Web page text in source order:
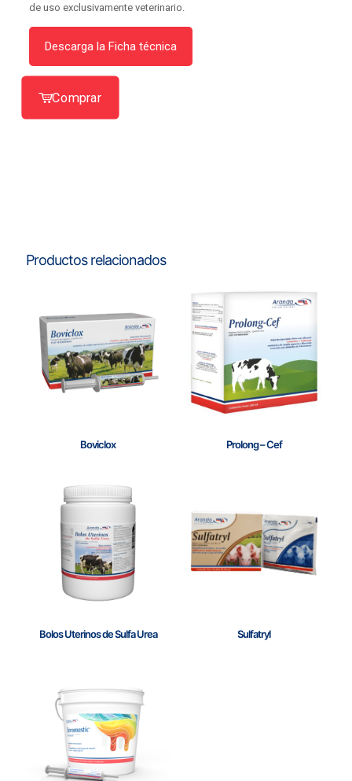
de uso exclusivamente veterinario.
Descarga la Ficha técnica
Comprar
Productos relacionados
Boviclox Prolong – Cef
Bolos Uterinos de Sulfa Urea Sulfatryl